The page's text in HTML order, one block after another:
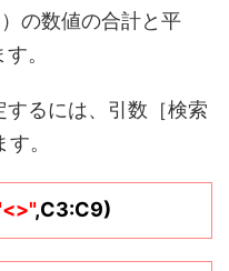
の数値の合計と平
。
するには、引数［検索
。
,C3:C9)